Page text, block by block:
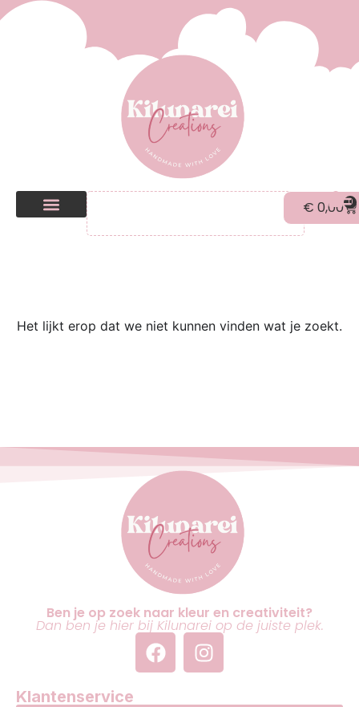
€ 0,00 0
Het lijkt erop dat we niet kunnen vinden wat je zoekt.
Ben je op zoek naar kleur en creativiteit?
Dan ben je hier bij Kilunarei op de juiste plek.
Klantenservice